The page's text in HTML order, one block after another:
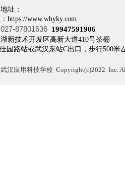
址：
https://www.whyky.com
027-87801636 19947591906
湖新技术开发区高新大道410
园路站或武汉东站C出口，步行500米
武汉应用科技学校 Copyright(c)2022 Inc.